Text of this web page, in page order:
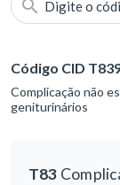
Digite o
Código CID
Complicação não
geniturinários
T83